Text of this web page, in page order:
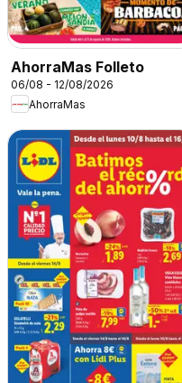
AhorraMas Folleto
06/08 - 12/08/2026
AhorraMas